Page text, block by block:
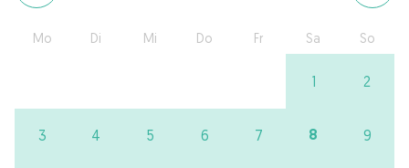
Mo Di Mi Do Fr Sa So
1 2
3 4 5 6 7 8 9